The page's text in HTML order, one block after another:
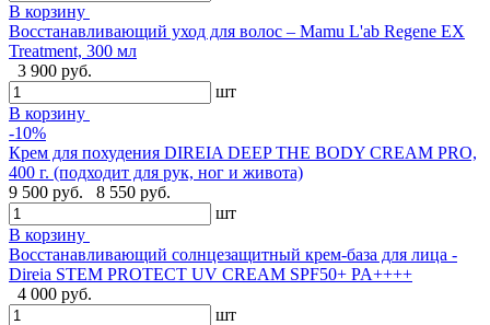
В корзину
Восстанавливающий уход для волос – Mamu L'ab Regene EX
Treatment, 300 мл
3 900 руб.
шт
В корзину
-10%
Крем для похудения DIREIA DEEP THE BODY CREAM PRO,
400 г. (подходит для рук, ног и живота)
9 500 руб.
8 550 руб.
шт
В корзину
Восстанавливающий солнцезащитный крем-база для лица -
Direia STEM PROTECT UV CREAM SPF50+ PA++++
4 000 руб.
шт